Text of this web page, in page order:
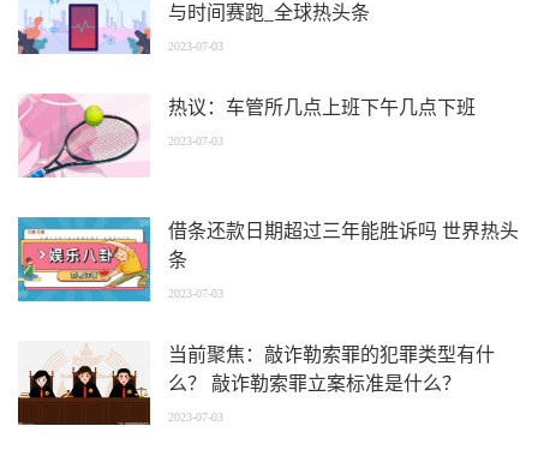
与时间赛跑_全球热头条
2023-07-03
热议：车管所几点上班下午几点下班
2023-07-03
借条还款日期超过三年能胜诉吗 世界热头
条
2023-07-03
当前聚焦：敲诈勒索罪的犯罪类型有什
么？ 敲诈勒索罪立案标准是什么？
2023-07-03